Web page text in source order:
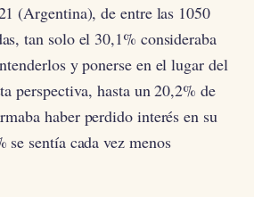
(Argentina), de entre las 1050
tan solo el 30,1% consideraba
y ponerse en el lugar del
perspectiva, hasta un 20,2% de
haber perdido interés en su
sentía cada vez menos